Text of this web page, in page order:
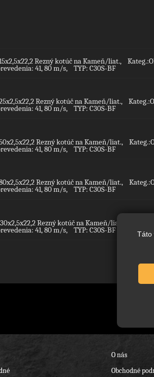
Táto
Rezný kotúč na Kameň/liat.,
41, 80 m/s, TYP: C30S-BF
Rezný kotúč na Kameň/liat.,
41, 80 m/s, TYP: C30S-BF
Rezný kotúč na Kameň/liat.,
41, 80 m/s, TYP: C30S-BF
Rezný kotúč na Kameň/liat.,
41, 80 m/s, TYP: C30S-BF
Rezný kotúč na Kameň/liat.,
41, 80 m/s, TYP: C30S-BF
O nás
Obchodné